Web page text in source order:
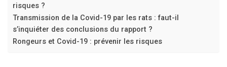
risques ?
Transmission de la Covid-19 par les rats : faut-il
s’inquiéter des conclusions du rapport ?
Rongeurs et Covid-19 : prévenir les risques